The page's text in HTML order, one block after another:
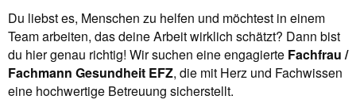
Du liebst es, Menschen zu helfen und möchtest in einem
Team arbeiten, das deine Arbeit wirklich schätzt? Dann bist
du hier genau richtig! Wir suchen eine engagierte Fachfrau /
Fachmann Gesundheit EFZ, die mit Herz und Fachwissen
eine hochwertige Betreuung sicherstellt.